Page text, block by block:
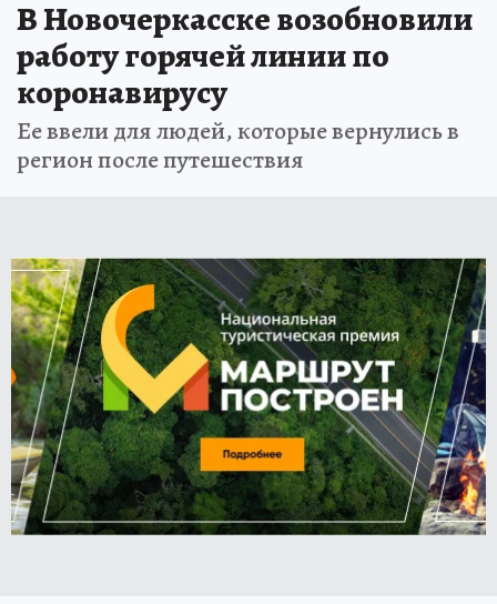
В Новочеркасске возобновили
работу горячей линии по
коронавирусу
Ее ввели для людей, которые вернулись в
регион после путешествия